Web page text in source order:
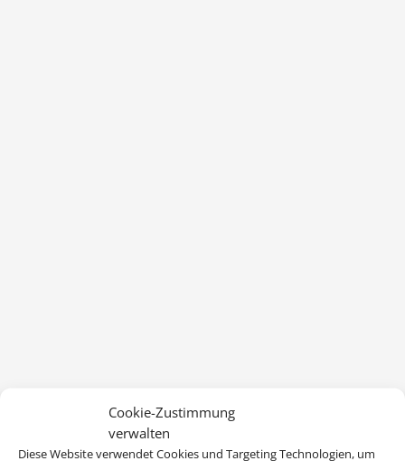
Cookie-Zustimmung
verwalten
Diese Website verwendet Cookies und Targeting Technologien, um